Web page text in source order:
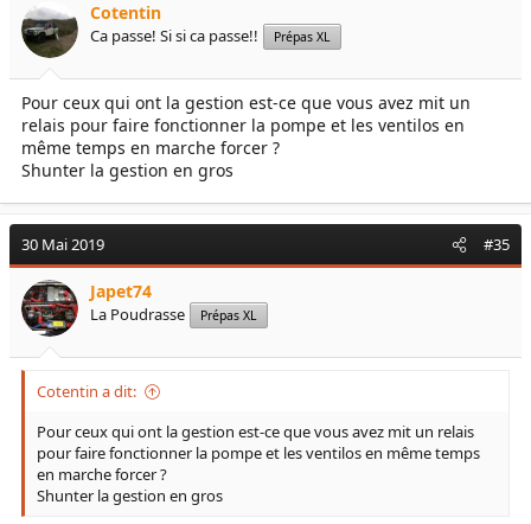
Cotentin
Ca passe! Si si ca passe!! Prépas XL
Pour ceux qui ont la gestion est-ce que vous avez mit un
relais pour faire fonctionner la pompe et les ventilos en
même temps en marche forcer ?
Shunter la gestion en gros
30 Mai 2019 #35
Japet74
La Poudrasse Prépas XL
Cotentin a dit:
Pour ceux qui ont la gestion est-ce que vous avez mit un relais
pour faire fonctionner la pompe et les ventilos en même temps
en marche forcer ?
Shunter la gestion en gros